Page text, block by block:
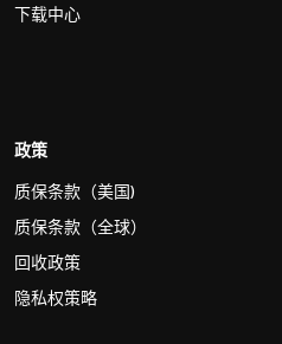
下载中心
政策
质保条款（美国)
质保条款（全球）
回收政策
隐私权策略